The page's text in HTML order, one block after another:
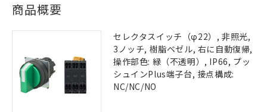
商品概要
セレクタスイッチ（φ22）, 非照光,
3ノッチ, 樹脂ベゼル, 右に自動復帰,
操作部色: 緑（不透明）, IP66, プッ
シュインPlus端子台, 接点構成:
NC/NC/NO